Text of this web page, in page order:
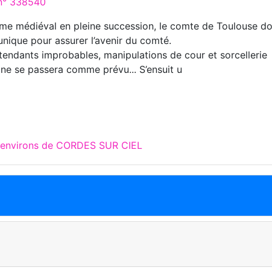
médiéval en pleine succession, le comte de Toulouse
pour assurer l’avenir du comté.
improbables, manipulations de cour et sorcellerie
se passera comme prévu... S’ensuit u
de CORDES SUR CIEL